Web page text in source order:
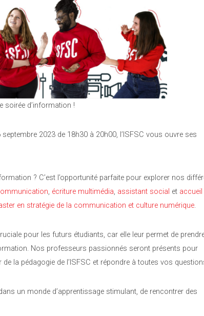
soirée d’information !
2023 de 18h30 à 20h00, l’ISFSC vous ouvre ses
? C’est l’opportunité parfaite pour explorer nos
, écriture multimédia, assistant social et accueil
en stratégie de la communication et culture numérique.
pour les futurs étudiants, car elle leur permet de
Nos professeurs passionnés seront présents pour
la pédagogie de l’ISFSC et répondre à toutes vos
un monde d’apprentissage stimulant, de rencontrer des